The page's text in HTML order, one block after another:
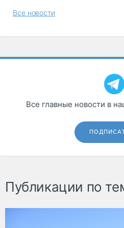
Все новости
Все главные новости в
Публикации по